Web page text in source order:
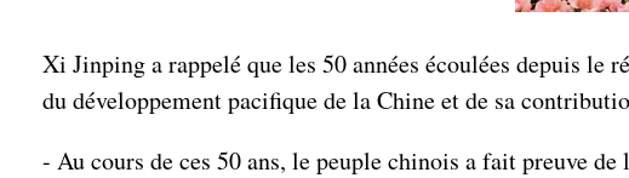
Xi Jinping a rappelé que les 50 années écoulées depuis le
du développement pacifique de la Chine et de sa
- Au cours de ces 50 ans, le peuple chinois a fait preuve